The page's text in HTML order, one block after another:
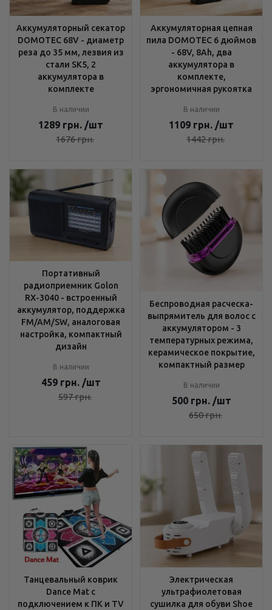
Аккумуляторный секатор
DOMOTEC 68V - диаметр
реза до 35 мм, лезвия из
стали SK5, 2
аккумулятора в
комплекте
В наличии
1289 грн. /шт
1676грн.
Аккумуляторная цепная
пила DOMOTEC 6 дюймов
- 68V, 8Ah, два
аккумулятора в
комплекте,
эргономичная рукоятка
В наличии
1109 грн. /шт
1442грн.
Портативный
радиоприемник Golon
RX-3040 - встроенный
аккумулятор, поддержка
FM/AM/SW, аналоговая
настройка, компактный
дизайн
В наличии
459 грн. /шт
597грн.
Беспроводная расческа-
выпрямитель для волос с
аккумулятором - 3
температурных режима,
керамическое покрытие,
компактный размер
В наличии
500 грн. /шт
650грн.
Танцевальный коврик
Dance Mat с
подключением к ПК и TV
Электрическая
ультрафиолетовая
сушилка для обуви Shoe